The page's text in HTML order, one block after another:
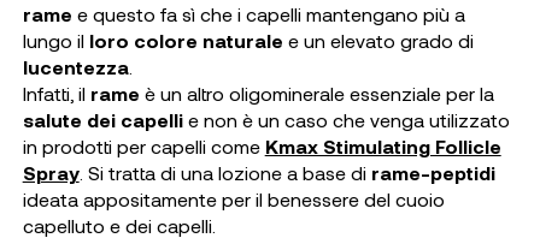
rame e questo fa sì che i capelli mantengano più a
lungo il loro colore naturale e un elevato grado di
lucentezza.
Infatti, il rame è un altro oligominerale essenziale per la
salute dei capellie non è un caso che venga utilizzato
in prodotti per capelli come Kmax Stimulating Follicle
Spray. Si tratta di una lozione a base di rame-peptidi
ideata appositamente per il benessere del cuoio
capelluto e dei capelli.